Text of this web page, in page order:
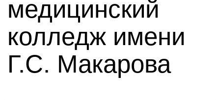
медицинский
колледж имени
Г.С. Макарова